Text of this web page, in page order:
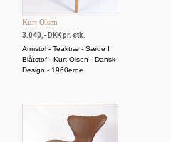
Kurt Olsen
3.040,- DKK pr. stk.
Armstol - Teaktræ - Sæde I
Blåtstof - Kurt Olsen - Dansk
Design - 1960erne